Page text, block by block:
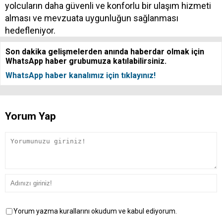
yolcuların daha güvenli ve konforlu bir ulaşım hizmeti
alması ve mevzuata uygunluğun sağlanması
hedefleniyor.
Son dakika gelişmelerden anında haberdar olmak için
WhatsApp haber grubumuza katılabilirsiniz.
WhatsApp haber kanalımız için tıklayınız!
Yorum Yap
Yorum yazma kurallarını okudum ve kabul ediyorum.